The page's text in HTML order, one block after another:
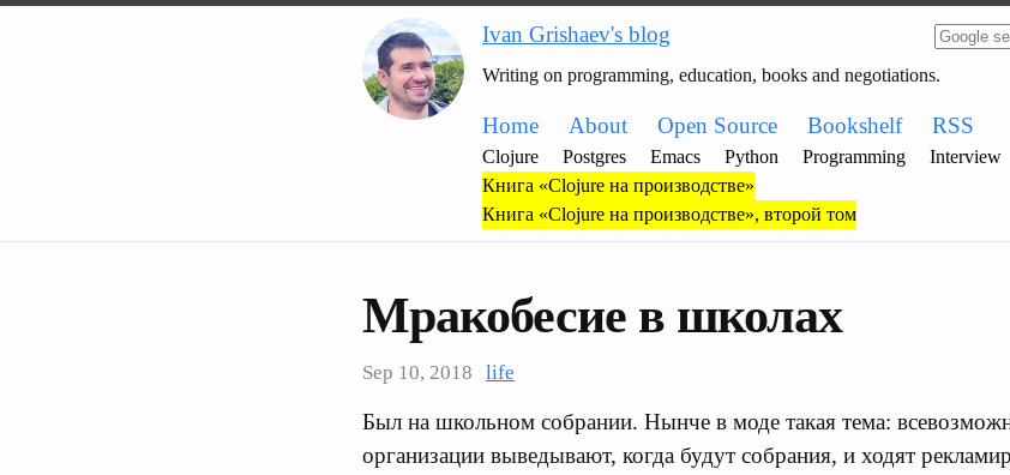
Ivan Grishaev's blog
Writing on programming, education, books and negotiations.
Home About Open Source Bookshelf RSS
Clojure Postgres Emacs Python Programming Interview
Книга «Clojure на производстве»
Книга «Clojure на производстве», второй том
Мракобесие в школах
Sep 10, 2018 life
Был на школьном собрании. Нынче в моде такая тема:
организации выведывают, когда будут собрания, и ходят